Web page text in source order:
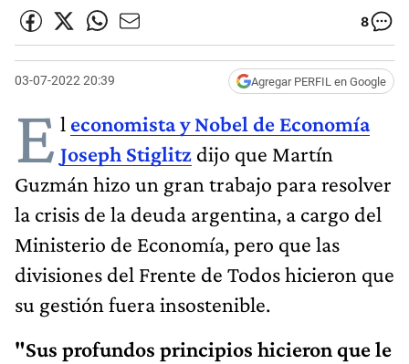
8
03-07-2022 20:39 Agregar PERFIL en Google
E l economista y Nobel de Economía
Joseph Stiglitz dijo que Martín
Guzmán hizo un gran trabajo para resolver
la crisis de la deuda argentina, a cargo del
Ministerio de Economía, pero que las
divisiones del Frente de Todos hicieron que
su gestión fuera insostenible.
"Sus profundos principios hicieron que le